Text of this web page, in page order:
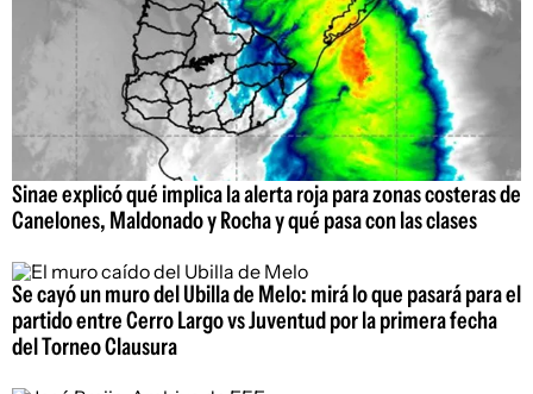
Sinae explicó qué implica la alerta roja para zonas costeras de
Canelones, Maldonado y Rocha y qué pasa con las clases
Se cayó un muro del Ubilla de Melo: mirá lo que pasará para el
partido entre Cerro Largo vs Juventud por la primera fecha
del Torneo Clausura